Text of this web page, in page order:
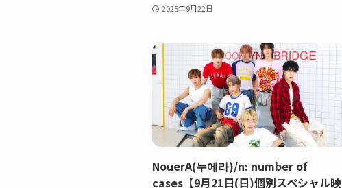
2025年9月22日
NouerA(누에라)/n: number of
cases【9月21日(日)個別スペシャル映